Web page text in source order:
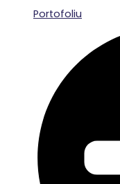
Portofoliu